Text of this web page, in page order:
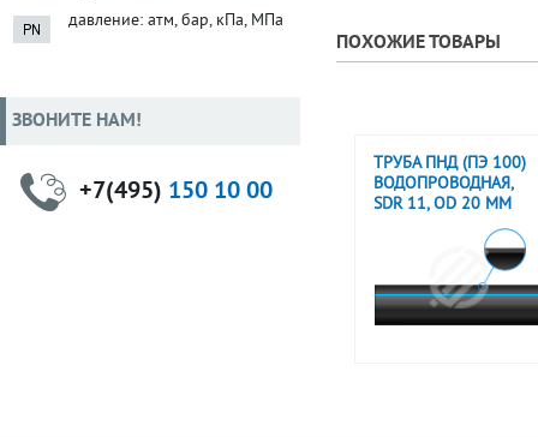
ПОХОЖИЕ ТОВАРЫ
ТРУБА ПНД (ПЭ 100)
ВОДОПРОВОДНАЯ,
SDR 11, OD 20 ММ
давление: атм, бар, кПа, МПа
ЗВОНИТЕ НАМ!
+7(495) 150 10 00